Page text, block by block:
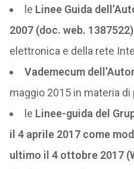
le Linee Guida
2007 (doc. web. 1387522)
elettronica e della rete
Vademecum
maggio 2015 in materia di
le Linee-guida del
il 4 aprile 2017 come
ultimo il 4 ottobre 2017